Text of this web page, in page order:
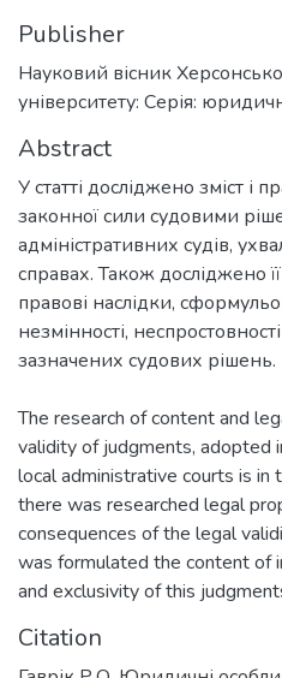
Publisher
Науковий вісник
університету: Серія:
Abstract
У статті досліджено зміст і
законної сили судовими
адміністративних судів,
справах. Також досліджено
правові наслідки,
незмінності,
зазначених судових рішень.
The research of content and
validity of judgments, adopted
local administrative courts is in
there was researched legal
consequences of the legal
was formulated the content of
and exclusivity of this
Citation